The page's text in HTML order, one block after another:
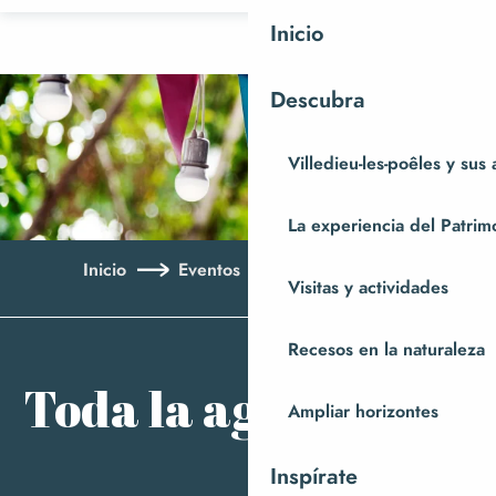
contenu
principal
Inicio
Descubra
Villedieu-les-poêles y sus
La experiencia del
Visitas y actividades
Recesos en la naturaleza
Ampliar horizontes
Inspírate
Inicio Eventos
Toda la agenda